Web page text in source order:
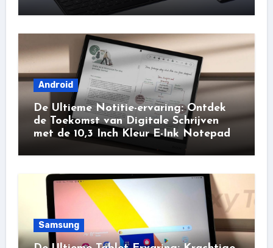
Android
De Ultieme Notitie-ervaring: Ontdek
de Toekomst van Digitale Schrijven
met de 10,3 Inch Kleur E-Ink Notepad
Samsung